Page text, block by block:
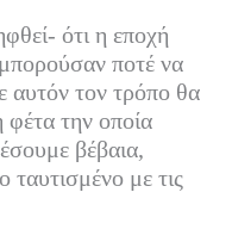
ότι η εποχή
ποτέ να
αυτόν τον τρόπο θα
φέτα την οποία
βέβαια,
ταυτισμένο με τις